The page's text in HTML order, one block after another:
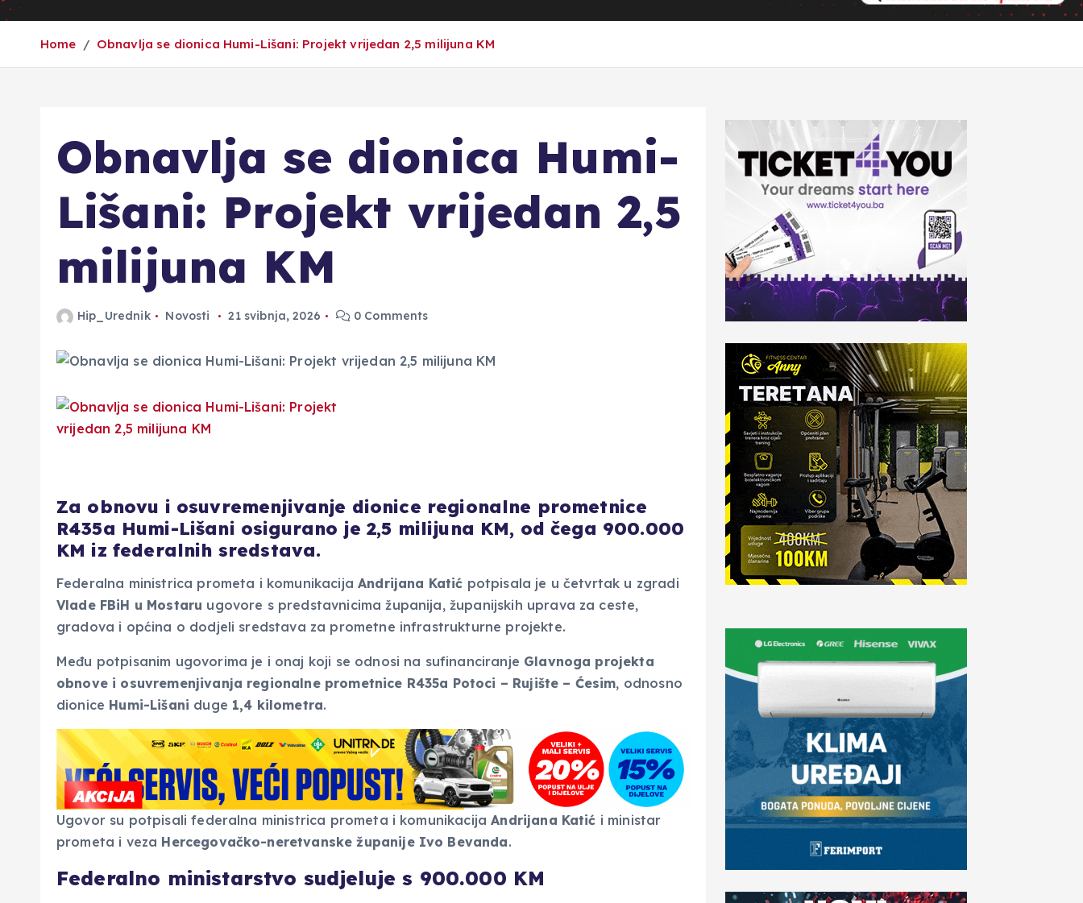
Home Obnavlja se dionica Humi-Lišani: Projekt vrijedan 2,5 milijuna KM
Obnavlja se dionica Humi-
Lišani: Projekt vrijedan 2,5
milijuna KM
Hip_Urednik Novosti 21 svibnja, 2026 0 Comments
Za obnovu i osuvremenjivanje dionice regionalne prometnice
R435a Humi-Lišani osigurano je 2,5 milijuna KM, od čega 900.000
KM iz federalnih sredstava.
Federalna ministrica prometa i komunikacijaAndrijana Katić potpisala je u četvrtak u zgradi
Vlade FBiH u Mostaru ugovore s predstavnicima županija, županijskih uprava za ceste,
gradova i općina o dodjeli sredstava za prometne infrastrukturne projekte.
Među potpisanim ugovorima je i onaj koji se odnosi na sufinanciranje Glavnoga projekta
obnove i osuvremenjivanja regionalne prometnice R435a Potoci – Rujište – Ćesim, odnosno
dionice Humi-Lišani duge 1,4 kilometra.
Ugovor su potpisali federalna ministrica prometa i komunikacijaAndrijana Katić i ministar
prometa i veza Hercegovačko-neretvanske županije Ivo Bevanda.
Federalno ministarstvo sudjeluje s 900.000 KM